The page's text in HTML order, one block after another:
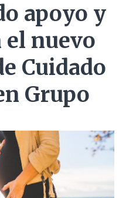
apoyo y
el nuevo
Cuidado
Grupo